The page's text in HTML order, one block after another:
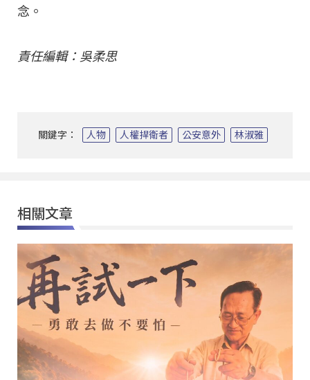
念。
責任編輯：吳柔思
關鍵字： 人物 人權捍衛者 公安意外 林淑雅
相關文章